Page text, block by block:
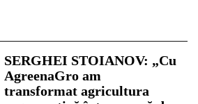
SERGHEI STOIANOV: „Cu
AgreenaGro am
transformat agricultura